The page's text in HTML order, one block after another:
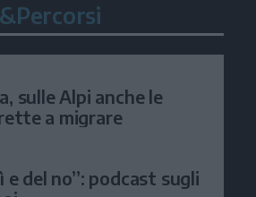
sulle Alpi anche le
a migrare
e del no”: podcast sugli